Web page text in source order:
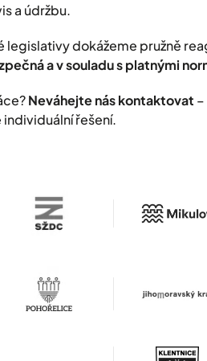
a údržbu.
legislativy dokážeme pružně
a v souladu s platnými
Neváhejte nás kontaktovat
řešení.